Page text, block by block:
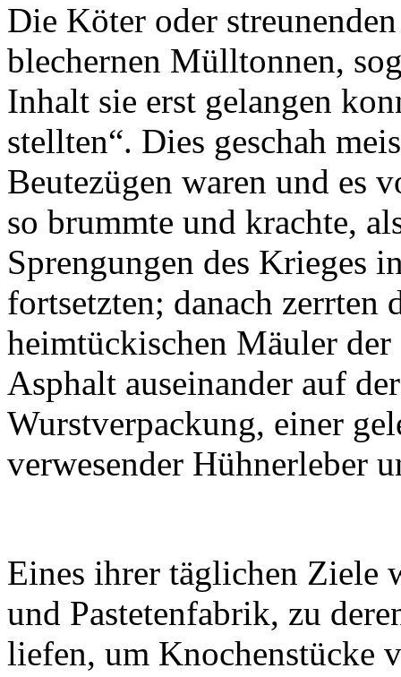
Die Köter oder
blechernen Mülltonnen,
Inhalt sie erst gelangen
stellten“. Dies geschah
Beutezügen waren und es
so brummte und krachte,
Sprengungen des Krieges
fortsetzten; danach zerrten
heimtückischen Mäuler
Asphalt auseinander auf
Wurstverpackung, einer
verwesender Hühnerleber
Eines ihrer täglichen Ziele
und Pastetenfabrik, zu
liefen, um Knochenstücke